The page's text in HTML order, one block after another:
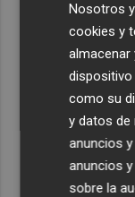
seguridad por
efectivos
El
seguir el
Nosotros
cookies y
como su
y datos de
anuncios
anuncios
sobre la